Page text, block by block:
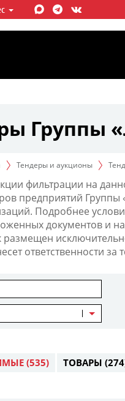
крупнейших
нефтегазовых
приходится
нефти и около 1%
Группы
Тендеры и аукционы
фильтрации на
предприятий
Подробнее
документов и
ответственности
(535) ТОВАРЫ